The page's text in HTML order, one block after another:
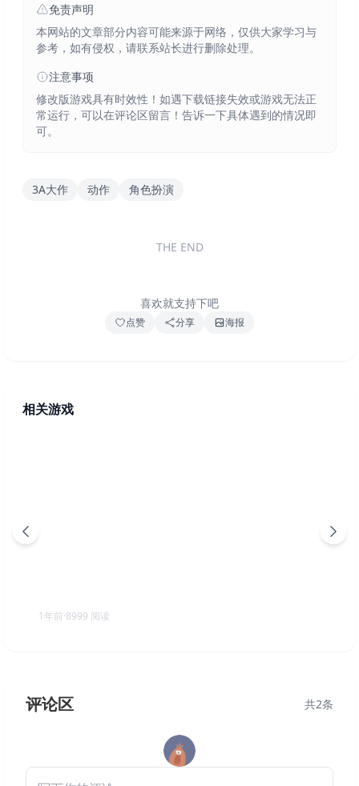
免责声明
本网站的文章部分内容可能来源于网络，仅供大家学习与
参考，如有侵权，请联系站长进行删除处理。
注意事项
修改版游戏具有时效性！如遇下载链接失效或游戏无法正
常运行，可以在评论区留言！告诉一下具体遇到的情况即
可。
3A大作 动作 角色扮演
THE END
喜欢就支持下吧
点赞 分享 海报
相关游戏
1年前·8999 阅读
评论区 共2条